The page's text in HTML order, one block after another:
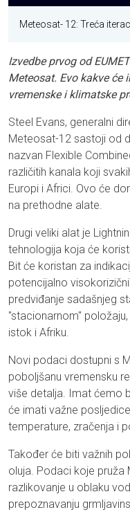
Meteosat- 12: Treća
Izvedbe prvog od
Meteosat. Evo kakve
vremenske i klimatske
Steel Evans, generalni
Meteosat-12 sastoji od
nazvan Flexible
različitih kanala koji
Europi i Africi. Ovo će
na prethodne alate.
Drugi veliki alat je
tehnologija koja će
Bit će koristan za
potencijalno
predviđanje sadašnjeg
"stacionarnom"
istok i Afriku.
Novi podaci dostupni s
poboljšanu vremensku
više detalja. Imat ćemo
će imati važne
temperature, zračenja i
Također će biti važnih
oluja. Podaci koje
razlikovanje u oblaku
prepoznavanju